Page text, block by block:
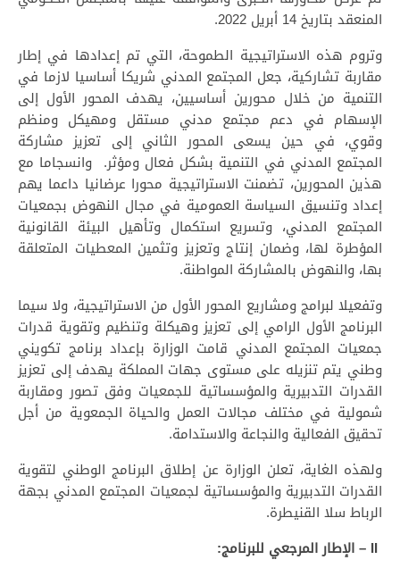
المنعقد بتاريخ 14 أبريل 2022.
وتروم هذه الاستراتيجية الطموحة، التي تم إعدادها في إطار
مقاربة تشاركية، جعل المجتمع المدني شريكا أساسيا لازما في
التنمية من خلال محورين أساسيين، يهدف المحور الأول إلى
الإسهام في دعم مجتمع مدني مستقل ومهيكل ومنظم
وقوي، في حين يسعى المحور الثاني إلى تعزيز مشاركة
المجتمع المدني في التنمية بشكل فعال ومؤثر. وانسجاما مع
هذين المحورين، تضمنت الاستراتيجية محورا عرضانيا داعما يهم
إعداد وتنسيق السياسة العمومية في مجال النهوض بجمعيات
المجتمع المدني، وتسريع استكمال وتأهيل البيئة القانونية
المؤطرة لها، وضمان إنتاج وتعزيز وتثمين المعطيات المتعلقة
بها، والنهوض بالمشاركة المواطنة.
وتفعيلا لبرامج ومشاريع المحور الأول من الاستراتيجية، ولا سيما
البرنامج الأول الرامي إلى تعزيز وهيكلة وتنظيم وتقوية قدرات
جمعيات المجتمع المدني قامت الوزارة بإعداد برنامج تكويني
وطني يتم تنزيله على مستوى جهات المملكة يهدف إلى تعزيز
القدرات التدبيرية والمؤسساتية للجمعيات وفق تصور ومقاربة
شمولية في مختلف مجالات العمل والحياة الجمعوية من أجل
تحقيق الفعالية والنجاعة والاستدامة.
ولهذه الغاية، تعلن الوزارة عن إطلاق البرنامج الوطني لتقوية
القدرات التدبيرية والمؤسساتية لجمعيات المجتمع المدني بجهة
الرباط سلا القنيطرة.